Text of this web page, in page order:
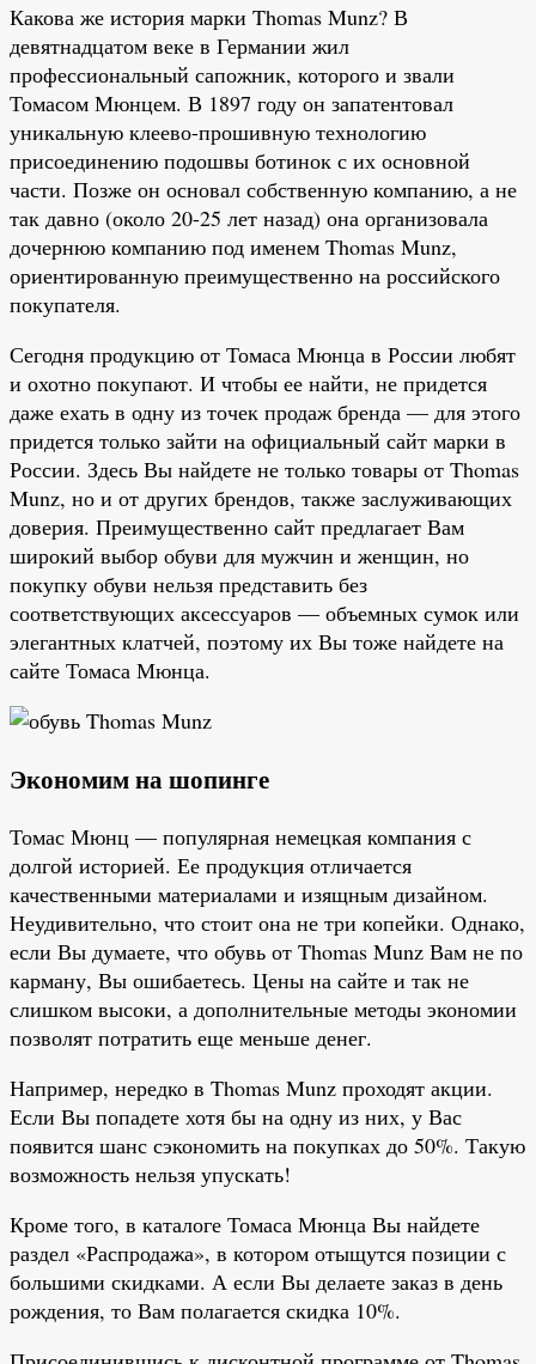
Какова же история марки Thomas Munz? В
девятнадцатом веке в Германии жил
профессиональный сапожник, которого и звали
Томасом Мюнцем. В 1897 году он запатентовал
уникальную клеево-прошивную технологию
присоединению подошвы ботинок с их основной
части. Позже он основал собственную компанию, а не
так давно (около 20-25 лет назад) она организовала
дочернюю компанию под именем Thomas Munz,
ориентированную преимущественно на российского
покупателя.
Сегодня продукцию от Томаса Мюнца в России любят
и охотно покупают. И чтобы ее найти, не придется
даже ехать в одну из точек продаж бренда — для этого
придется только зайти на официальный сайт марки в
России. Здесь Вы найдете не только товары от Thomas
Munz, но и от других брендов, также заслуживающих
доверия. Преимущественно сайт предлагает Вам
широкий выбор обуви для мужчин и женщин, но
покупку обуви нельзя представить без
соответствующих аксессуаров — объемных сумок или
элегантных клатчей, поэтому их Вы тоже найдете на
сайте Томаса Мюнца.
Экономим на шопинге
Томас Мюнц — популярная немецкая компания с
долгой историей. Ее продукция отличается
качественными материалами и изящным дизайном.
Неудивительно, что стоит она не три копейки. Однако,
если Вы думаете, что обувь от Thomas Munz Вам не по
карману, Вы ошибаетесь. Цены на сайте и так не
слишком высоки, а дополнительные методы экономии
позволят потратить еще меньше денег.
Например, нередко в Thomas Munz проходят акции.
Если Вы попадете хотя бы на одну из них, у Вас
появится шанс сэкономить на покупках до 50%. Такую
возможность нельзя упускать!
Кроме того, в каталоге Томаса Мюнца Вы найдете
раздел «Распродажа», в котором отыщутся позиции с
большими скидками. А если Вы делаете заказ в день
рождения, то Вам полагается скидка 10%.